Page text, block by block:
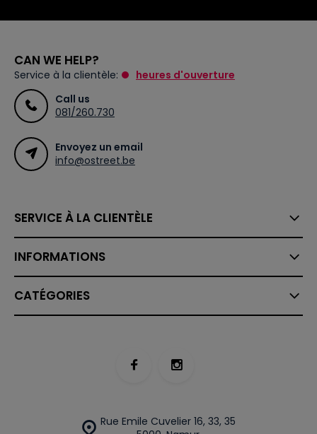
CAN WE HELP?
Service à la clientèle:
heures d'ouverture
Call us
081/260.730
Envoyez un email
info@ostreet.be
SERVICE À LA CLIENTÈLE
INFORMATIONS
CATÉGORIES
Rue Emile Cuvelier 16, 33, 35